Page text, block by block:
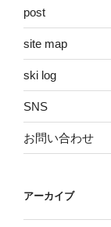
post
site map
ski log
SNS
お問い合わせ
アーカイブ